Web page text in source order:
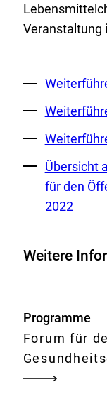
Veranstaltung
Externer
Link:
Externer
Link:
Externer
Link:
Externer
Link:
Übersicht
für den
2022
Weitere
Programme
Forum für